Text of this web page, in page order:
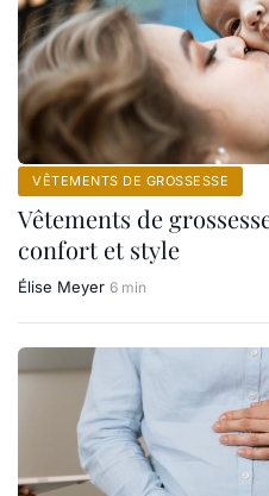
VÊTEMENTS DE GROSSESSE
Vêtements de
confort et style
Élise Meyer 6 min